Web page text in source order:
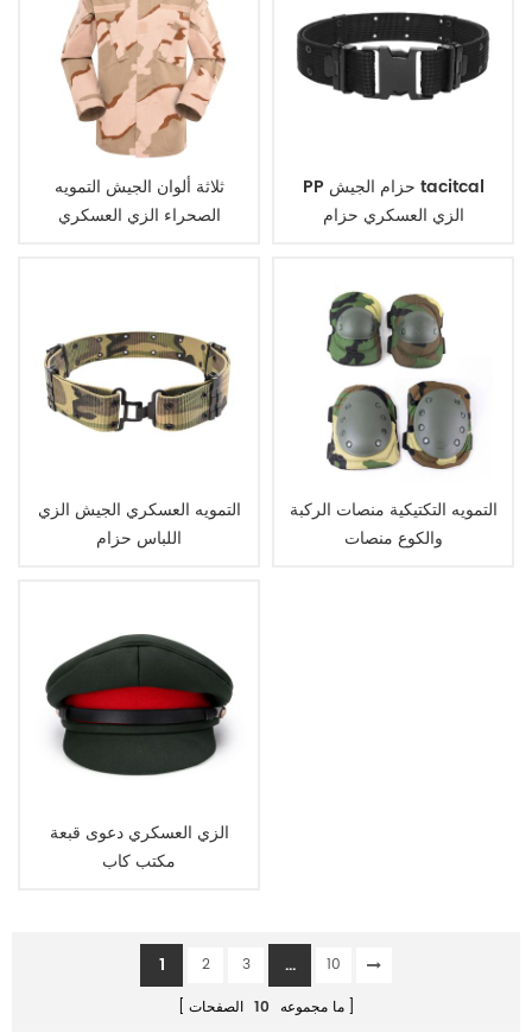
ثلاثة ألوان الجيش التمويه
الصحراء الزي العسكري
PP حزام الجيش tacitcal
الزي العسكري حزام
التمويه العسكري الجيش الزي
اللباس حزام
التمويه التكتيكية منصات الركبة
والكوع منصات
الزي العسكري دعوى قبعة
مكتب كاب
1 2 3 ...
10
ما مجموعه 10 الصفحات